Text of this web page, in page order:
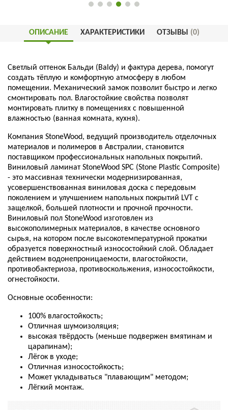
ОПИСАНИЕ ХАРАКТЕРИСТИКИ ОТЗЫВЫ (0)
Светлый оттенок Бальди (Baldy) и фактура дерева, помогут
создать тёплую и комфортную атмосферу в любом
помещении. Механический замок позволит быстро и легко
смонтировать пол. Влагостойкие свойства позволят
монтировать плитку в помещениях с повышенной
влажностью (ванная комната, кухня).
Компания StoneWood, ведущий производитель отделочных
материалов и полимеров в Австралии, становится
поставщиком профессиональных напольных покрытий.
Виниловый ламинат StoneWood SPC (Stone Plastic Composite)
- это массивная технически модернизированная,
усовершенствованная виниловая доска с передовым
поколением и улучшением напольных покрытий LVT с
защелкой, большей плотности и прочной прочности.
Виниловый пол StoneWood изготовлен из
высокополимерных материалов, в качестве основного
сырья, на котором после высокотемпературной прокатки
образуется поверхностный износостойкий слой. Обладает
действием водонепроницаемости, влагостойкости,
противобактериоза, противоскольжения, износостойкости,
огнестойкости.
Основные особенности:
100% влагостойкость;
Отличная шумоизоляция;
высокая твёрдость (меньше подвержен вмятинам и
царапинам);
Лёгок в уходе;
Отличная износостойкость;
Может укладываться "плавающим" методом;
Лёгкий монтаж.